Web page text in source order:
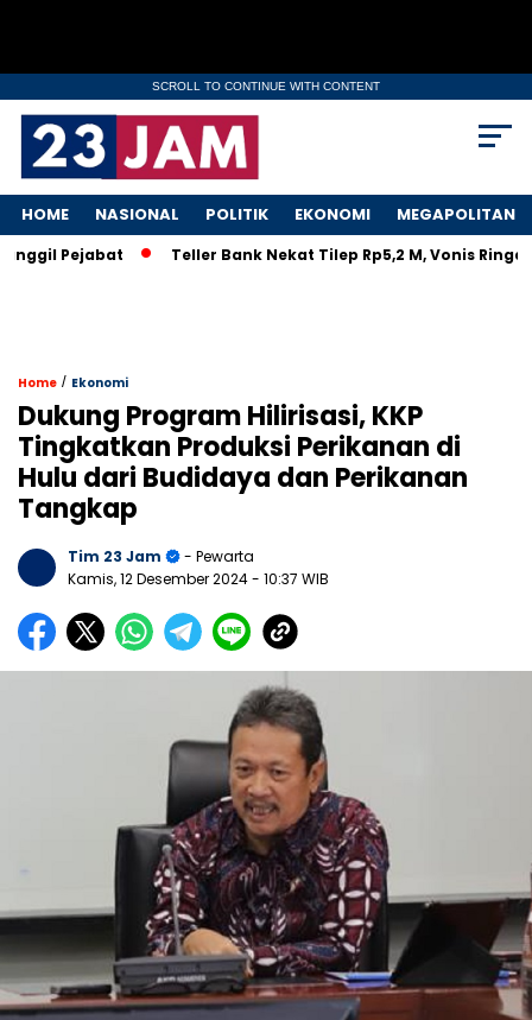
SCROLL TO CONTINUE WITH CONTENT
HOME NASIONAL POLITIK EKONOMI MEGAPOLITAN
Pejabat Teller Bank Nekat Tilep Rp5,2 M, Vonis
Home / Ekonomi
Dukung Program Hilirisasi, KKP
Tingkatkan Produksi Perikanan di
Hulu dari Budidaya dan Perikanan
Tangkap
Tim 23 Jam
- Pewarta
Kamis, 12 Desember 2024- 10:37 WIB